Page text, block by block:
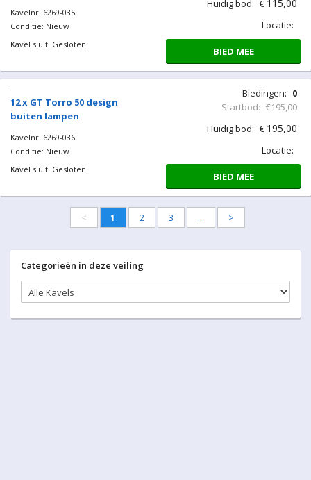
Kavelnr: 6269-035
Conditie: Nieuw
Kavel sluit: Gesloten
Huidig bod: € 115,00
Locatie:
BIED MEE
12 x GT Torro 50 design
buiten lampen
Kavelnr: 6269-036
Conditie: Nieuw
Kavel sluit: Gesloten
Biedingen: 0
Startbod: €195,00
Huidig bod: € 195,00
Locatie:
BIED MEE
< 1 2 3 ... >
Categorieën in deze veiling